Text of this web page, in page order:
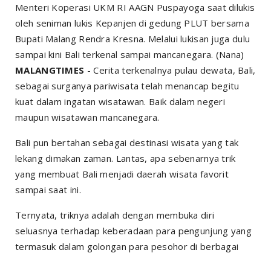
Menteri Koperasi UKM RI AAGN Puspayoga saat dilukis
oleh seniman lukis Kepanjen di gedung PLUT bersama
Bupati Malang Rendra Kresna. Melalui lukisan juga dulu
sampai kini Bali terkenal sampai mancanegara. (Nana)
MALANGTIMES - Cerita terkenalnya pulau dewata, Bali,
sebagai surganya pariwisata telah menancap begitu
kuat dalam ingatan wisatawan. Baik dalam negeri
maupun wisatawan mancanegara.
Bali pun bertahan sebagai destinasi wisata yang tak
lekang dimakan zaman. Lantas, apa sebenarnya trik
yang membuat Bali menjadi daerah wisata favorit
sampai saat ini.
Ternyata, triknya adalah dengan membuka diri
seluasnya terhadap keberadaan para pengunjung yang
termasuk dalam golongan para pesohor di berbagai